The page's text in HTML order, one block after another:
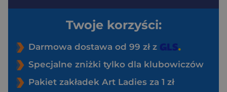
Twoje korzyści:
Darmowa dostawa od 99 zł z
Specjalne zniżki tylko dla klubowiczów
Pakiet zakładek Art Ladies za 1 zł